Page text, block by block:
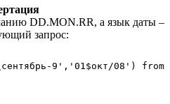
DD.MON.RR, а язык даты –
запрос:
9','01$окт/08')